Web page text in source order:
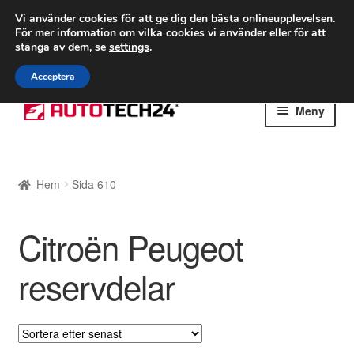
FRAKT från 75 kr
Världsomspännande frakt
Ring 766 924 713
Hoppa
till
Hoppa
till
Meny
Betalningar
Integritetspolicy
Klagomål
Kolla upp
Hem Sida 610
Citroën Peugeot
reservdelar
Vi använder cookies för att ge dig den bästa onlineupplevelsen.
För mer information om vilka cookies vi använder eller för att
stänga av dem, se settings.
Acceptera